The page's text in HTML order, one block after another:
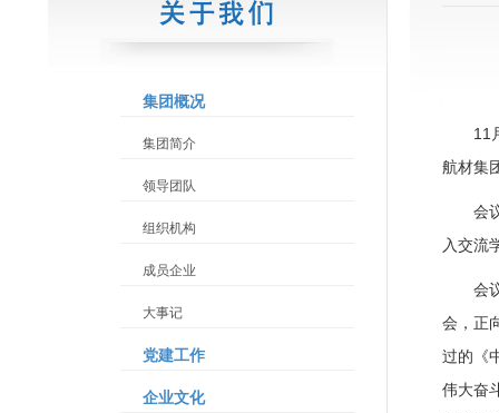
集团概况
集团简介
领导团队
组织机构
成员企业
大事记
党建工作
企业文化
11
航材集
会
入交流
会
会，正
过的《
伟大奋